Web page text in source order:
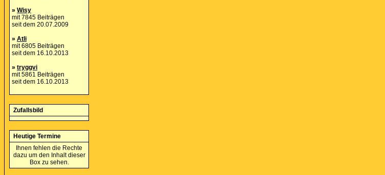
» Wisy
mit 7845 Beiträgen
seit dem 20.07.2009
» Atli
mit 6805 Beiträgen
seit dem 16.10.2013
» tryggvi
mit 5861 Beiträgen
seit dem 16.10.2013
Zufallsbild
Heutige Termine
Ihnen fehlen die Rechte
dazu um den Inhalt dieser
Box zu sehen.